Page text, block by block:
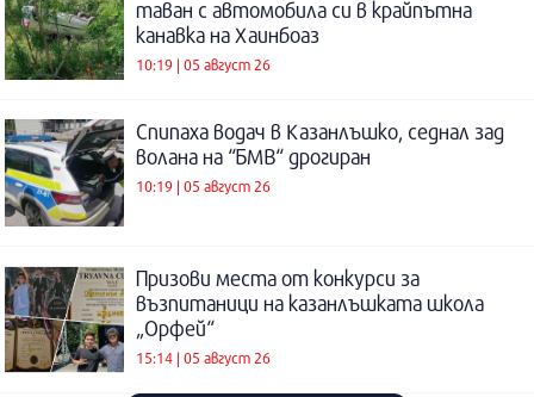
таван с автомобила си в крайпътна
канавка на Хаинбоаз
10:19 | 05 август 26
Спипаха водач в Казанлъшко, седнал зад
волана на “БМВ“ дрогиран
10:19 | 05 август 26
Призови места от конкурси за
възпитаници на казанлъшката школа
„Орфей“
15:14 | 05 август 26